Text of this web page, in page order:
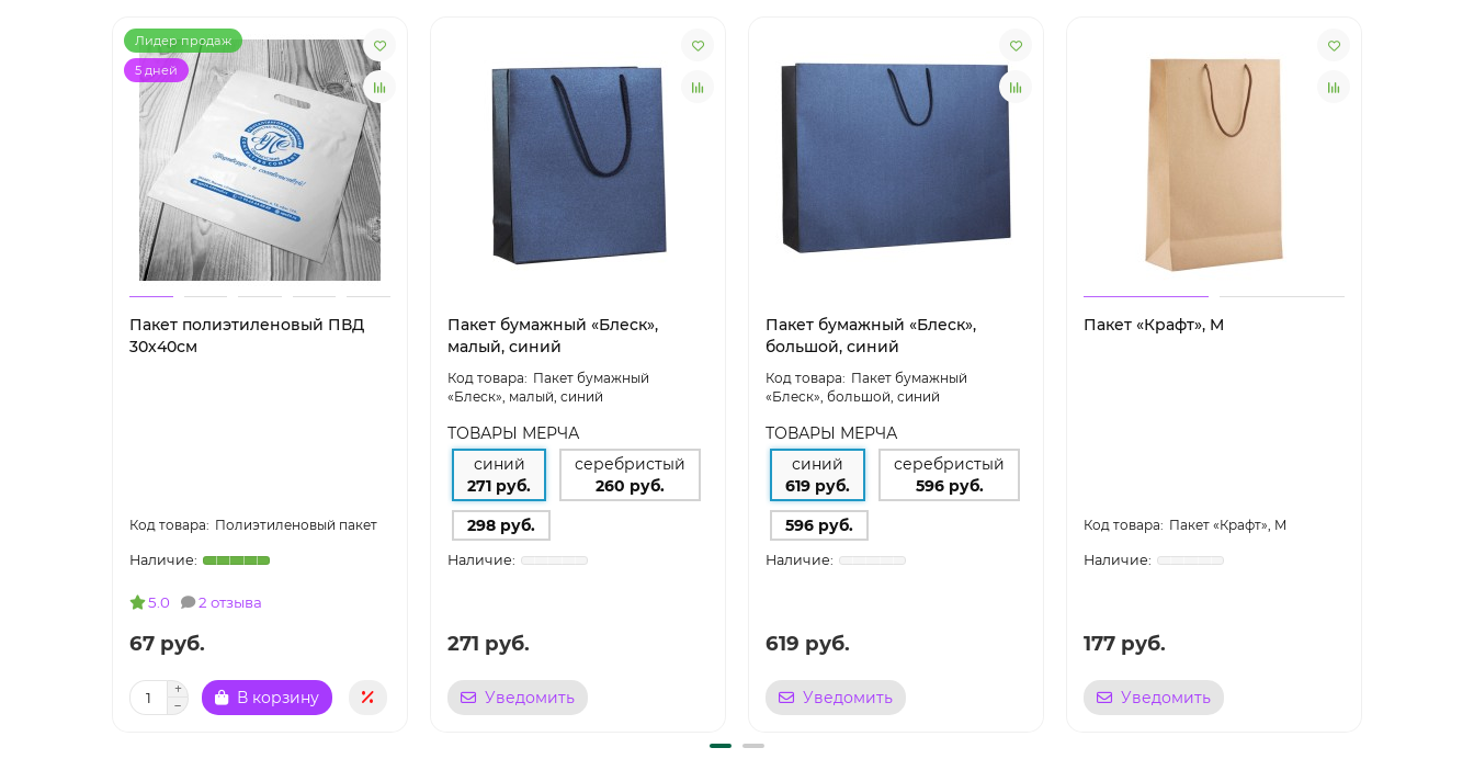
Лидер продаж
5 дней
Пакет полиэтиленовый ПВД
30х40см
Полиэтиленовый пакет
5.0 2 отзыва
67 руб.
В корзину
Пакет бумажный «Блеск»,
малый, синий
Пакет бумажный
«Блеск», малый, синий
ТОВАРЫ МЕРЧА
синий
271 руб.
серебристый
260 руб.
298 руб.
271 руб.
Уведомить
Пакет бумажный «Блеск»,
большой, синий
Пакет бумажный
«Блеск», большой, синий
ТОВАРЫ МЕРЧА
синий
619 руб.
серебристый
596 руб.
596 руб.
619 руб.
Уведомить
Пакет «Крафт», M
Пакет «Крафт», M
177 руб.
Уведомить